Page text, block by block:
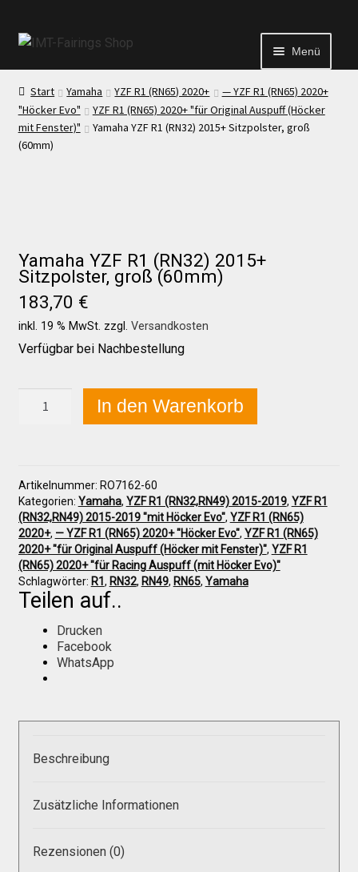
Menü
Start
Echtheit von Bewertungen
News
News
Test Startseite
Über uns
Händlerkonditionen
Marken
Preislisten
Galerie
Start Yamaha YZF R1 (RN65) 2020+
— YZF R1 (RN65) 2020+
"Höcker Evo"
YZF R1 (RN65) 2020+ "für Original Auspuff (Höcker
mit Fenster)"
Yamaha YZF R1 (RN32) 2015+ Sitzpolster, groß
(60mm)
Yamaha YZF R1 (RN32) 2015+
Sitzpolster, groß (60mm)
183,70 €
inkl. 19 % MwSt. zzgl. Versandkosten
Verfügbar bei Nachbestellung
groß
(60mm)
Menge
In den Warenkorb
Artikelnummer: RO7162-60
Kategorien: Yamaha, YZF R1 (RN32,RN49) 2015-2019, YZF R1
(RN32,RN49) 2015-2019 "mit Höcker Evo", YZF R1 (RN65)
2020+, — YZF R1 (RN65) 2020+ "Höcker Evo", YZF R1 (RN65)
2020+ "für Original Auspuff (Höcker mit Fenster)", YZF R1
(RN65) 2020+ "für Racing Auspuff (mit Höcker Evo)"
Schlagwörter: R1 , RN32, RN49, RN65, Yamaha
Teilen auf..
Drucken
Facebook
WhatsApp
Beschreibung
Zusätzliche Informationen
Rezensionen (0)